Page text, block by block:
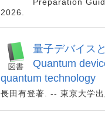
2026.
量子デバイス
Quantum
quantum technology
長田有登著. -- 東京大学